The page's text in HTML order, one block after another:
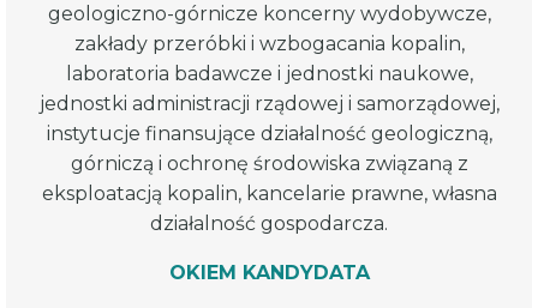
geologiczno-górnicze koncerny wydobywcze,
zakłady przeróbki i wzbogacania kopalin,
laboratoria badawcze i jednostki naukowe,
jednostki administracji rządowej i samorządowej,
instytucje finansujące działalność geologiczną,
górniczą i ochronę środowiska związaną z
eksploatacją kopalin, kancelarie prawne, własna
działalność gospodarcza.
OKIEM KANDYDATA